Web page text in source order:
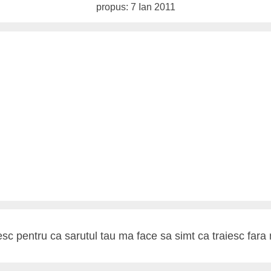
propus: 7 Ian 2011
pentru ca sarutul tau ma face sa simt ca traiesc fara